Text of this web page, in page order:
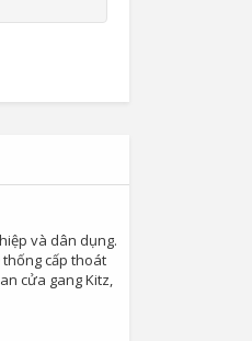
và dân dụng.
cấp thoát
cửa gang Kitz,